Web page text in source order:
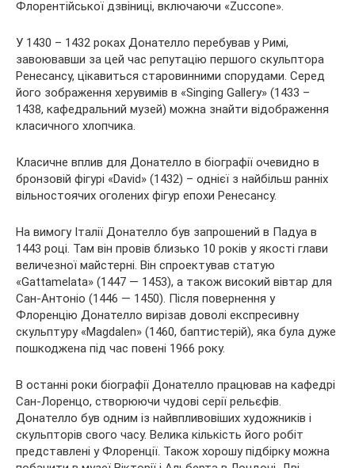
Флорентійської дзвіниці, включаючи «Zuccone».
У 1430 – 1432 роках Донателло перебував у Римі,
завоювавши за цей час репутацію першого скульптора
Ренесансу, цікавиться старовинними спорудами. Серед
його зображення херувимів в «Singing Gallery» (1433 –
1438, кафедральний музей) можна знайти відображення
класичного хлопчика.
Класичне вплив для Донателло в біографії очевидно в
бронзовій фігурі «David» (1432) – однієї з найбільш ранніх
вільностоячих оголених фігур епохи Ренесансу.
На вимогу Італії Донателло був запрошений в Падуа в
1443 році. Там він провів близько 10 років у якості глави
величезної майстерні. Він спроектував статую
«Gattamelata» (1447 — 1453), а також високий вівтар для
Сан-Антоніо (1446 — 1450). Після повернення у
Флоренцію Донателло вирізав доволі експресивну
скульптуру «Magdalen» (1460, баптистерій), яка була дуже
пошкоджена під час повені 1966 року.
В останні роки біографії Донателло працював на кафедрі
Сан-Лоренцо, створюючи чудові серії рельєфів.
Донателло був одним із найвпливовіших художників і
скульпторів свого часу. Велика кількість його робіт
представлені у Флоренції. Також хорошу підбірку можна